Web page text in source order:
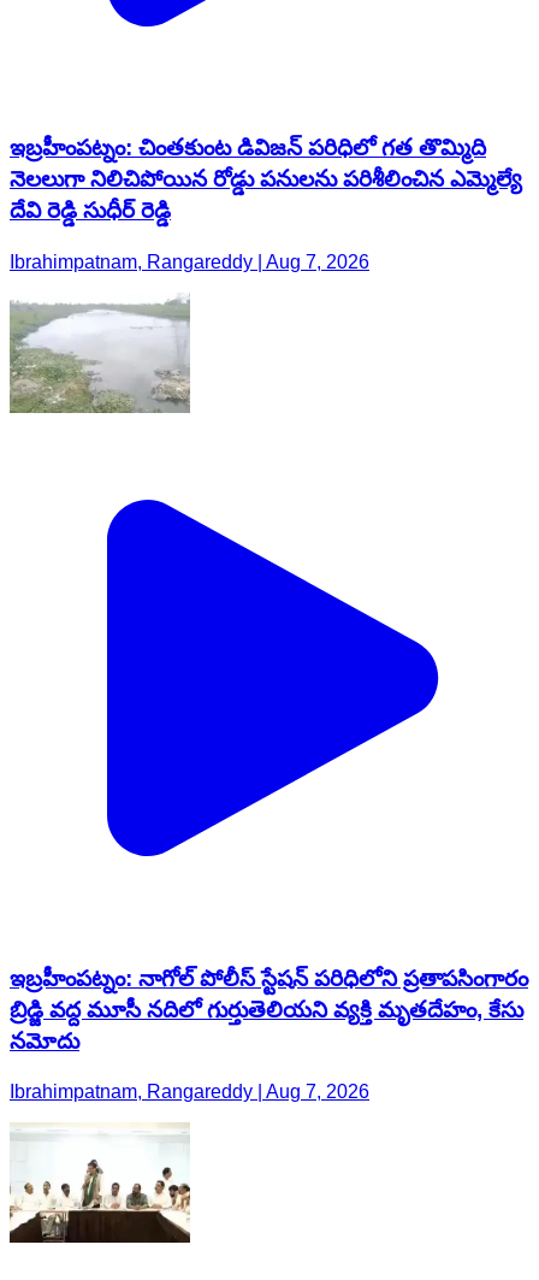
ఇబ్రహీంపట్నం: చింతకుంట డివిజన్ పరిధిలో గత తొమ్మిది
నెలలుగా నిలిచిపోయిన రోడ్డు పనులను పరిశీలించిన ఎమ్మెల్యే
దేవి రెడ్డి సుధీర్ రెడ్డి
Ibrahimpatnam, Rangareddy | Aug 7, 2026
ఇబ్రహీంపట్నం: నాగోల్ పోలీస్ స్టేషన్ పరిధిలోని ప్రతాపసింగారం
బ్రిడ్జి వద్ద మూసీ నదిలో గుర్తుతెలియని వ్యక్తి మృతదేహం, కేసు
నమోదు
Ibrahimpatnam, Rangareddy | Aug 7, 2026